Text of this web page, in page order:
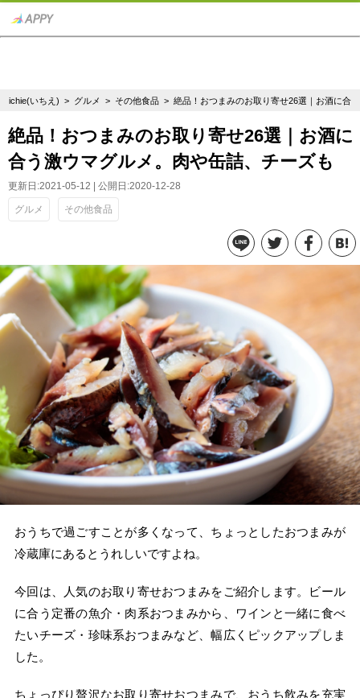
ichie(いちえ) > グルメ > その他食品 > 絶品！おつまみのお取り寄せ26選｜お酒に合
絶品！おつまみのお取り寄せ26選｜お酒に
合う激ウマグルメ。肉や缶詰、チーズも
更新日:2021-05-12 | 公開日:2020-12-28
グルメ その他食品
おうちで過ごすことが多くなって、ちょっとしたおつまみが
冷蔵庫にあるとうれしいですよね。
今回は、人気のお取り寄せおつまみをご紹介します。ビール
に合う定番の魚介・肉系おつまみから、ワインと一緒に食べ
たいチーズ・珍味系おつまみなど、幅広くピックアップしま
した。
ちょっぴり贅沢なお取り寄せおつまみで、おうち飲みを充実